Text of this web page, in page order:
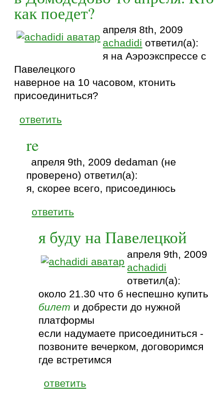
как поедет?
апреля 8th, 2009
achadidi ответил(а):
я на Аэроэкспрессе с
Павелецкого
наверное на 10 часовом, ктонить
присоединиться?
ответить
re
апреля 9th, 2009 dedaman (не
проверено) ответил(а):
я, скорее всего, присоединюсь
ответить
я буду на Павелецкой
апреля 9th, 2009
achadidi
ответил(а):
около 21.30 что б неспешно купить
билет и добрести до нужной
платформы
если надумаете присоединиться -
позвоните вечерком, договоримся
где встретимся
ответить